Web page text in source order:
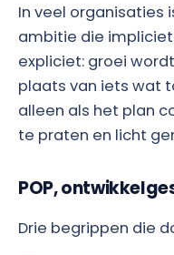
In veel organisaties
ambitie die impliciet
expliciet: groei
plaats van iets wat
alleen als het plan
te praten en licht
POP,
Drie begrippen die